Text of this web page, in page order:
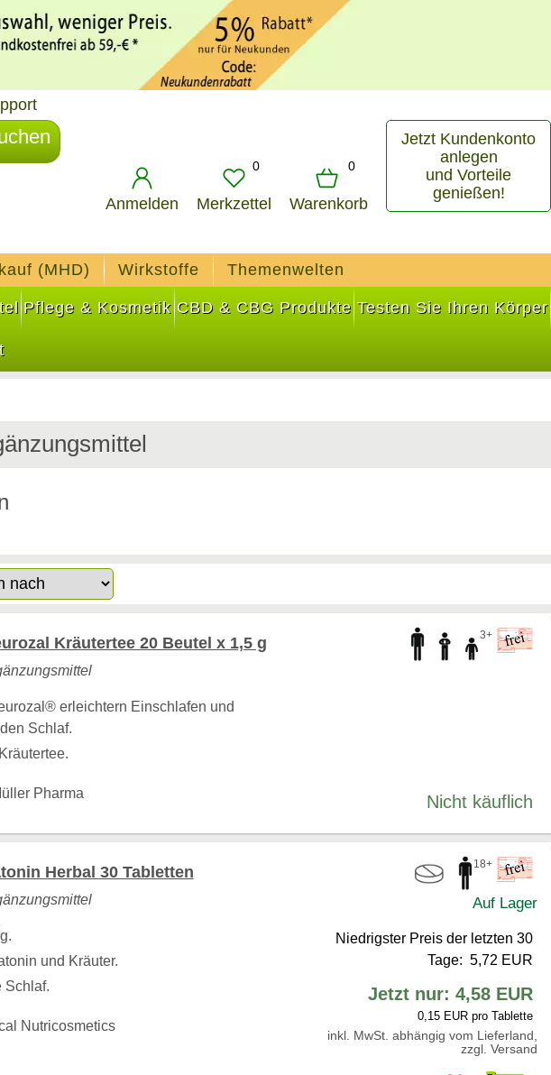
Anmelden
0
Merkzettel
0
Warenkorb
Jetzt Kundenkonto
anlegen
und Vorteile
genießen!
(MHD) Wirkstoffe Themenwelten
Pflege & Kosmetik CBD & CBG Produkte Testen Sie Ihren Körper
Kräutertee 20 Beutel x 1,5 g
erleichtern Einschlafen und
Schlaf.
Pharma
3+
Nicht käuflich
Herbal 30 Tabletten
und Kräuter.
Schlaf.
Nutricosmetics
18+
Auf Lager
Niedrigster Preis der letzten 30
Tage: 5,72 EUR
Jetzt nur: 4,58 EUR
0,15 EUR pro Tablette
inkl. MwSt. abhängig vom Lieferland,
zzgl. Versand